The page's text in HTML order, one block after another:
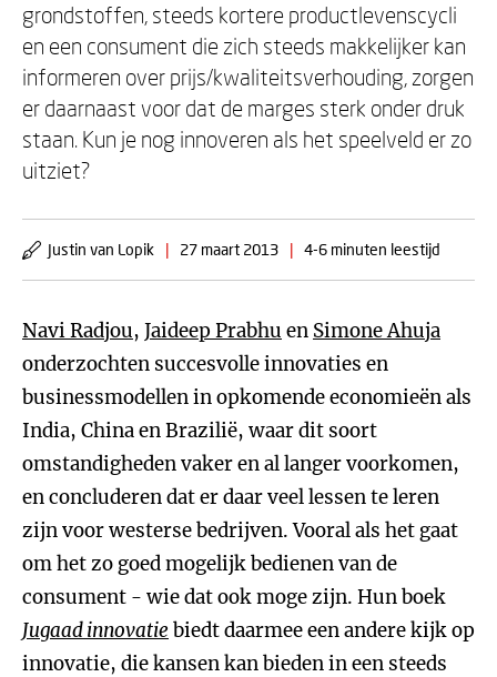
grondstoffen, steeds kortere productlevenscycli
en een consument die zich steeds makkelijker kan
informeren over prijs/kwaliteitsverhouding, zorgen
er daarnaast voor dat de marges sterk onder druk
staan. Kun je nog innoveren als het speelveld er zo
uitziet?
Justin van Lopik | 27 maart 2013 | 4-6 minuten leestijd
Navi Radjou, Jaideep Prabhu en Simone Ahuja
onderzochten succesvolle innovaties en
businessmodellen in opkomende economieën als
India, China en Brazilië, waar dit soort
omstandigheden vaker en al langer voorkomen,
en concluderen dat er daar veel lessen te leren
zijn voor westerse bedrijven. Vooral als het gaat
om het zo goed mogelijk bedienen van de
consument - wie dat ook moge zijn. Hun boek
Jugaad innovatie biedt daarmee een andere kijk op
innovatie, die kansen kan bieden in een steeds